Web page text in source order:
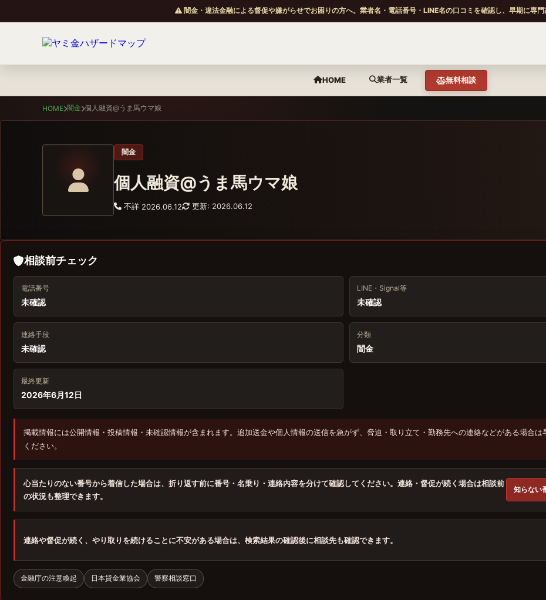
闇金・違法金融による督促や嫌がらせでお困りの方へ。業者名・電話番号・LINE名の口コミを確認し、早期に専門
HOME 業者一覧 無料相談
HOME 闇金 個人融資@うま馬ウマ娘
闇金
個人融資@うま馬ウマ娘
不詳 2026.06.12 更新: 2026.06.12
相談前チェック
電話番号
未確認
LINE・Signal等
未確認
連絡手段
未確認
分類
闇金
最終更新
2026年6月12日
掲載情報には公開情報・投稿情報・未確認情報が含まれます。追加送金や個人情報の送信を急がず、脅迫・取り立て・勤務先への連絡などがある場合
ください。
心当たりのない番号から着信した場合は、折り返す前に番号・名乗り・連絡内容を分けて確認してください。連絡・督促が続く場合は相談前
の状況も整理できます。
知らない
連絡や督促が続く、やり取りを続けることに不安がある場合は、検索結果の確認後に相談先も確認できます。
金融庁の注意喚起 日本貸金業協会 警察相談窓口